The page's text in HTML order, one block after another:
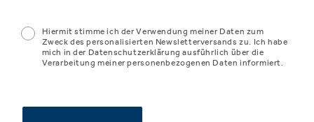
Hiermit stimme ich der Verwendung meiner Daten zum
Zweck des personalisierten Newsletterversands zu. Ich habe
mich in der Datenschutzerklärung ausführlich über die
Verarbeitung meiner personenbezogenen Daten informiert.